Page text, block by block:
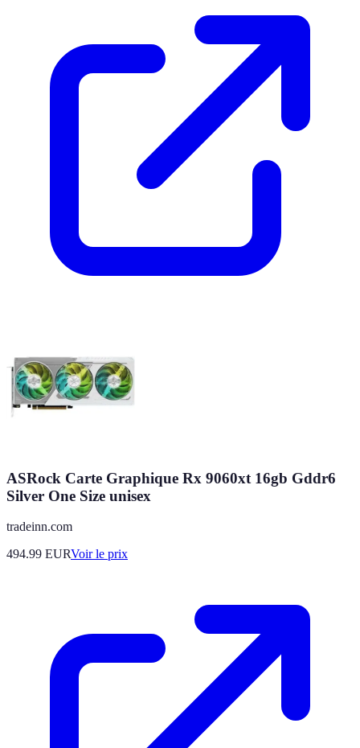
ASRock Carte Graphique Rx 9060xt 16gb Gddr6
Silver One Size unisex
tradeinn.com
494.99 EURVoir le prix